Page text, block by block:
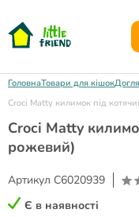
ГоловнаТовари для кішок
Croci Matty килимок під
Croci Matty
рожевий)
Артикул C6020939
Є в наявності